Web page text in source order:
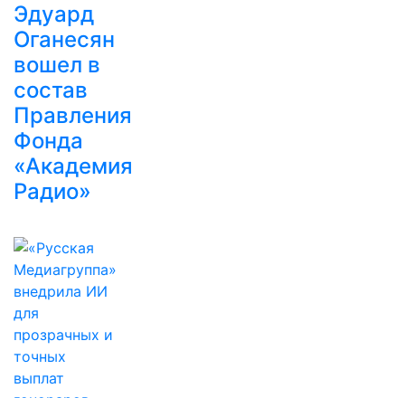
Эдуард
Оганесян
вошел в
состав
Правления
Фонда
«Академия
Радио»